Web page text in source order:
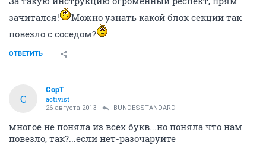
зачитался!
Можно узнать какой блок секции так
повезло с соседом?
ОТВЕТИТЬ
C
CopT
activist
26 августа 2013 BUNDESSTANDARD
многое не поняла из всех букв...но поняла что нам
повезло, так?...если нет-разочаруйте